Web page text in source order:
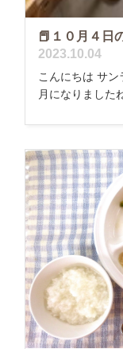
📕１０月４日
2023.10.04
こんにちは サ
月になりました